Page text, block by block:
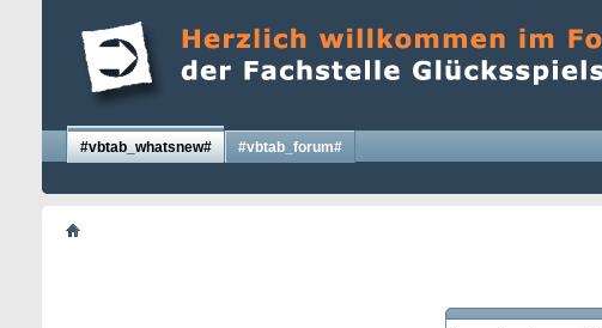
#vbtab_whatsnew# #vbtab_forum#